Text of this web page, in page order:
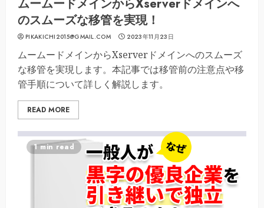
ムームードメインからXserverドメインへ
のスムーズな移管を実現！
PIKAKICHI2015@GMAIL.COM 2023年11月23日
ムームードメインからXserverドメインへのスムーズ
な移管を実現します。本記事では移管前の注意点や移
管手順について詳しく解説します。
READ MORE
1 min read